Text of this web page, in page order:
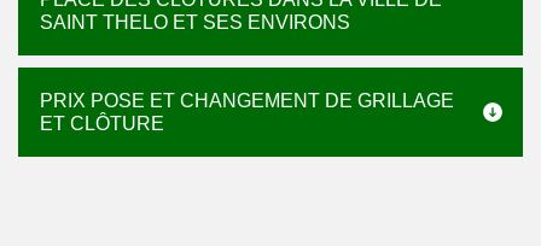
SAINT THELO ET SES ENVIRONS
PRIX POSE ET CHANGEMENT DE GRILLAGE
ET CLÔTURE